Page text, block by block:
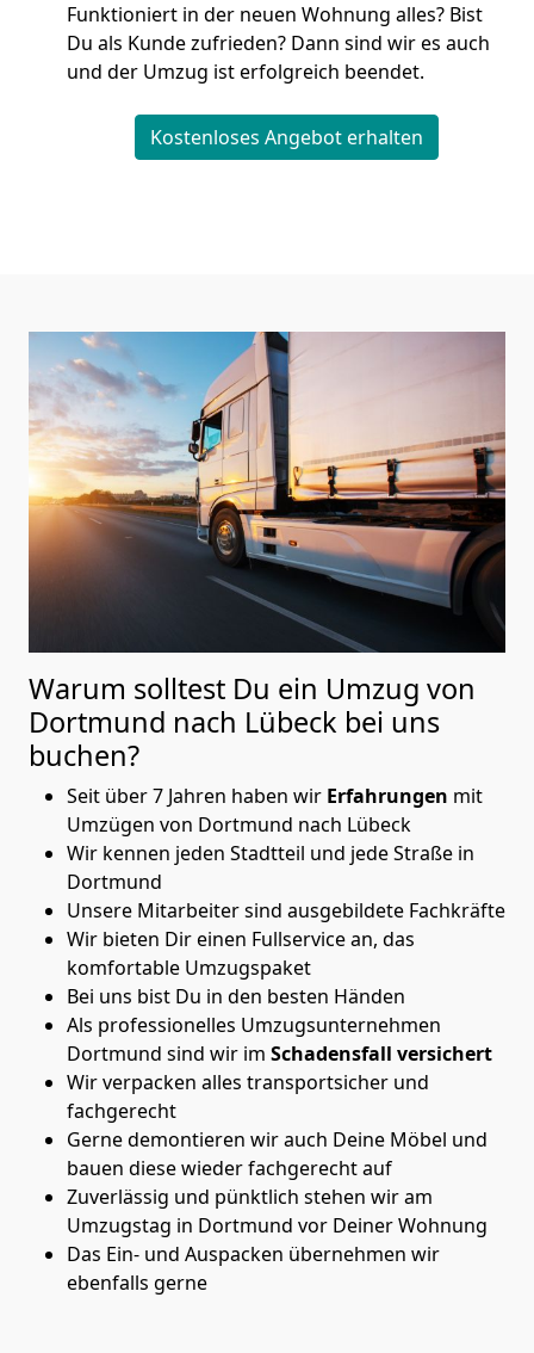
Funktioniert in der neuen Wohnung alles? Bist
Du als Kunde zufrieden? Dann sind wir es auch
und der Umzug ist erfolgreich beendet.
Kostenloses Angebot erhalten
Warum solltest Du ein Umzug von
Dortmund nach Lübeck bei uns
buchen?
Seit über 7 Jahren haben wir Erfahrungen mit
Umzügen von Dortmund nach Lübeck
Wir kennen jeden Stadtteil und jede Straße in
Dortmund
Unsere Mitarbeiter sind ausgebildete Fachkräfte
Wir bieten Dir einen Fullservice an, das
komfortable Umzugspaket
Bei uns bist Du in den besten Händen
Als professionelles Umzugsunternehmen
Dortmund sind wir im Schadensfall versichert
Wir verpacken alles transportsicher und
fachgerecht
Gerne demontieren wir auch Deine Möbel und
bauen diese wieder fachgerecht auf
Zuverlässig und pünktlich stehen wir am
Umzugstag in Dortmund vor Deiner Wohnung
Das Ein- und Auspacken übernehmen wir
ebenfalls gerne